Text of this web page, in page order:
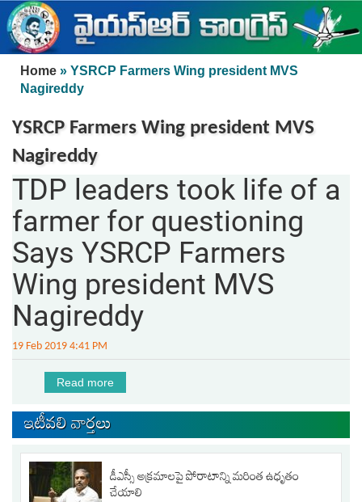
Skip to main content
You are here
Home » YSRCP Farmers Wing president MVS
Nagireddy
YSRCP Farmers Wing president MVS
Nagireddy
TDP leaders took life of a
farmer for questioning
Says YSRCP Farmers
Wing president MVS
Nagireddy
19 Feb 2019 4:41 PM
Read more
president MVS Nagireddy
ఇటీవలి వార్తలు
డీఎస్సీ అక్రమాలపై పోరాటాన్ని మరింత ఉధృతం
చేయాలి